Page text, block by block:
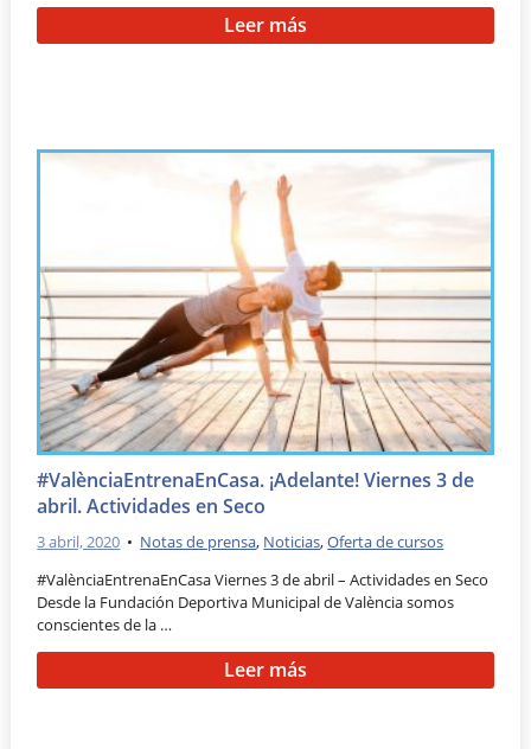
Leer más
#ValènciaEntrenaEnCasa. ¡Adelante! Viernes 3 de
abril. Actividades en Seco
3 abril, 2020 • Notas de prensa, Noticias,Oferta de cursos
#ValènciaEntrenaEnCasa Viernes 3 de abril – Actividades en Seco
Desde la Fundación Deportiva Municipal de València somos
conscientes de la …
Leer más